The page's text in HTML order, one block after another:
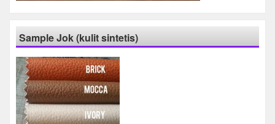
Sample Jok (kulit sintetis)